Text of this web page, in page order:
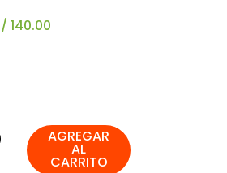
140.00
AGREGAR
AL
CARRITO